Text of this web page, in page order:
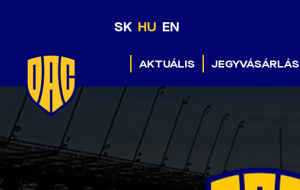
SK HU EN
AKTUÁLIS JEGYVÁSÁRLÁS